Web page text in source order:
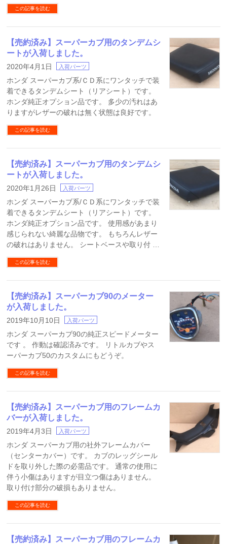
この記事を読む
【売約済み】スーパーカブ用のタンデムシ
ートが入荷しました。
2020年4月1日 入荷パーツ
ホンダ スーパーカブ系/ＣＤ系にワンタッチで装
着できるタンデムシート（リアシート）です。
ホンダ純正オプション品です。 多少の汚れはあ
りますがレザーの破れは無く状態は良好です。
この記事を読む
【売約済み】スーパーカブ用のタンデムシ
ートが入荷しました。
2020年1月26日 入荷パーツ
ホンダ スーパーカブ系/ＣＤ系にワンタッチで装
着できるタンデムシート（リアシート）です。
ホンダ純正オプション品です。 使用感があまり
感じられない綺麗な品物です。 もちろんレザー
の破れはありません。 シートベースや取り付 …
この記事を読む
【売約済み】スーパーカブ90のメーター
が入荷しました。
2019年10月10日 入荷パーツ
ホンダ スーパーカブ90の純正スピードメーター
です 。 作動は確認済みです。 リトルカブやス
ーパーカブ50のカスタムにもどうぞ。
この記事を読む
【売約済み】スーパーカブ用のフレームカ
バーが入荷しました。
2019年4月3日 入荷パーツ
ホンダ スーパーカブ用の社外フレームカバー
（センターカバー）です。 カブのレッグシール
ドを取り外した際の必需品です。 通常の使用に
伴う小傷はありますが目立つ傷はありません。
取り付け部分の破損もありません。
この記事を読む
【売約済み】スーパーカブ用のフレームカ